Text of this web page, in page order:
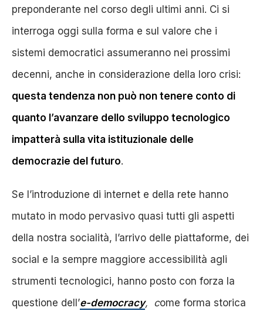
preponderante nel corso degli ultimi anni. Ci si
interroga oggi sulla forma e sul valore che i
sistemi democratici assumeranno nei prossimi
decenni, anche in considerazione della loro crisi:
questa tendenza non può non tenere conto di
quanto l’avanzare dello sviluppo tecnologico
impatterà sulla vita istituzionale delle
democrazie del futuro.
Se l’introduzione di internet e della rete hanno
mutato in modo pervasivo quasi tutti gli aspetti
della nostra socialità, l’arrivo delle piattaforme, dei
social e la sempre maggiore accessibilità agli
strumenti tecnologici, hanno posto con forza la
questione dell’e-democracy, come forma storica